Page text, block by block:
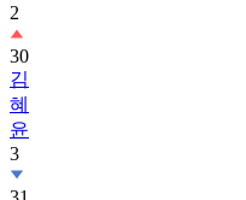
2
30
김
혜
윤
3